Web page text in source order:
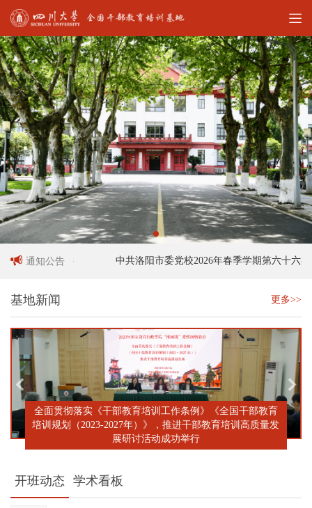
通知公告
员招聘启事 中共洛阳市委党校2026年春季学期第六十六期中
基地新闻 更多>>
全面贯彻落实《干部教育培训工作条例》《全国干部教育
培训规划（2023-2027年）》，推进干部教育培训高质量发
展研讨活动成功举行
开班动态 学术看板